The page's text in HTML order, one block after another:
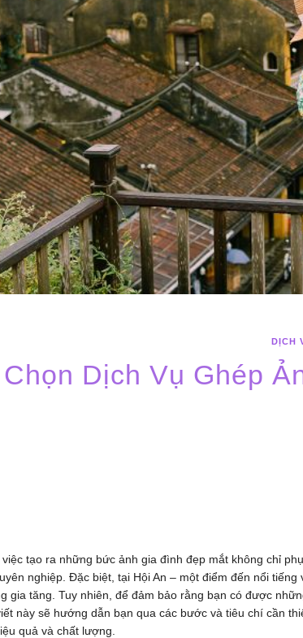
DỊCH
Dịch Vụ Ghép
tạo ra những bức ảnh gia đình đẹp mắt không chỉ
nghiệp. Đặc biệt, tại Hội An – một điểm đến nổi
gia tăng. Tuy nhiên, để đảm bảo rằng bạn có được
này sẽ hướng dẫn bạn qua các bước và tiêu chí cần
quả và chất lượng.